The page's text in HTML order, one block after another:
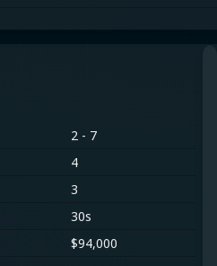
2 - 7
4
3
30s
$94,000